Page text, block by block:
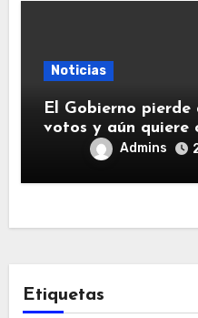
Noticias
El Gobierno pierde
votos y aún quiere
Admins
Etiquetas